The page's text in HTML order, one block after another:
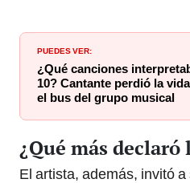
PUEDES VER:
¿Qué canciones
10? Cantante perdió la
el bus del grupo musical
¿Qué más
El artista, además, invitó